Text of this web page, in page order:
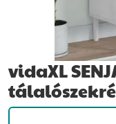
vidaXL